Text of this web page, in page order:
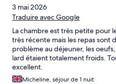
3 mai 2026
Traduire avec Google
La chambre est très petite pour
très récente mais les repas sont
problème au déjeuner, les
lard étaient totalement froids.
excellent.
Micheline, séjour de 1 nuit